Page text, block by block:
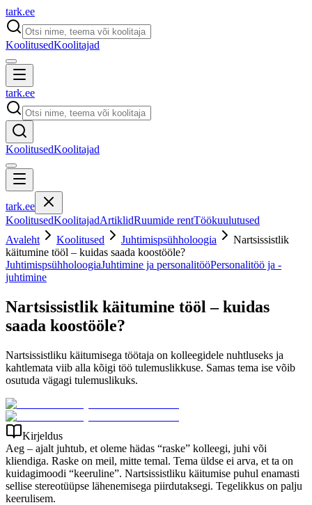
tark.ee
KoolitusedKoolitajad
tark.ee
KoolitusedKoolitajad
tark.ee
KoolitusedKoolitajadArtiklidRuumide rentTöökuulutused
Avaleht
Koolitused Juhtimispsühholoogia
Nartsissistlik
käitumine tööl – kuidas saada koostööle?
JuhtimispsühholoogiaJuhtimine ja personalitööPersonalitöö ja -
juhtimine
Nartsissistlik käitumine tööl – kuidas
saada koostööle?
Nartsissistliku käitumisega töötaja on kolleegidele nuhtluseks ja
kahtlemata viib alla kõigi töö tulemuslikkuse. Samas tema ise võib
osutuda vägagi tulemuslikuks.
Kirjeldus
Aeg – ajalt juhtub, et oleme hädas “raske” kolleegi, juhi või
kliendiga. Raske on meil, mitte temal. Tema üldse ei arva, et ta on
kuidagimoodi “keeruline”. Nartsissistliku käitumise puhul enamasti
sellise stereotüüpse lähenemisega piirdutaksegi. Tegelikkus on palju
keerulisem.